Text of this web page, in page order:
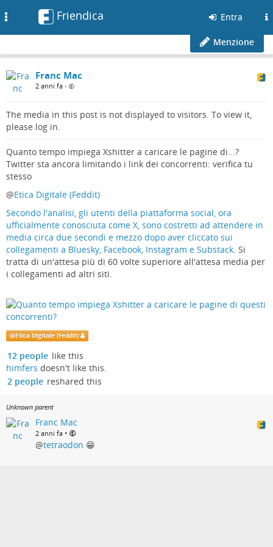
Friendica Entra
Menzione
Franc Mac
2 anni fa •
The media in this post is not displayed to visitors. To view it,
please log in.
Quanto tempo impiega Xshitter a caricare le pagine di...?
Twitter sta ancora limitando i link dei concorrenti: verifica tu
stesso
@Etica Digitale (Feddit)
Secondo l'analisi, gli utenti della piattaforma social, ora
ufficialmente conosciuta come X, sono costretti ad attendere in
media circa due secondi e mezzo dopo aver cliccato sui
collegamenti a Bluesky, Facebook, Instagram e Substack. Si
tratta di un'attesa più di 60 volte superiore all'attesa media per
i collegamenti ad altri siti.
@Etica Digitale (Feddit)
12 people like this
himfers doesn't like this.
2 people reshared this
Unknown parent
Franc Mac
2 anni fa •
@tetraodon 😁